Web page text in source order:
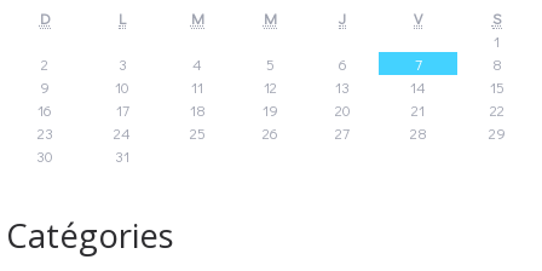
D L M M J V
S
1
2
3 4 5 6 7
8
9
10 11 12 13 14
15
16
17 18 19 20 21
22
23
24 25 26 27 28
29
30
31
Catégories